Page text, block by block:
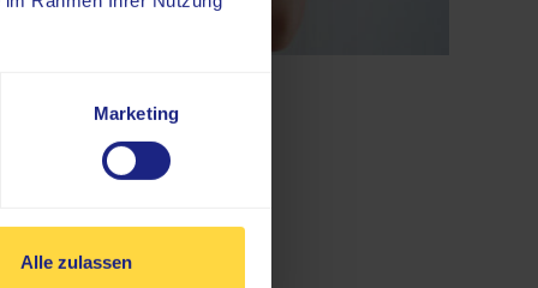
Marketing
Alle zulassen
die sich im Brust-